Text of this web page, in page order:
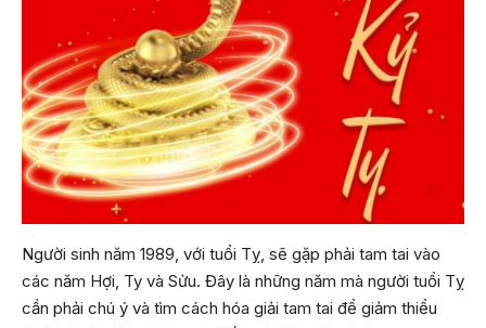
Người sinh năm 1989, với tuổi Tỵ, sẽ gặp phải tam tai vào
các năm Hợi, Ty và Sửu. Đây là những năm mà người tuổi Tỵ
cần phải chú ý và tìm cách hóa giải tam tai để giảm thiểu